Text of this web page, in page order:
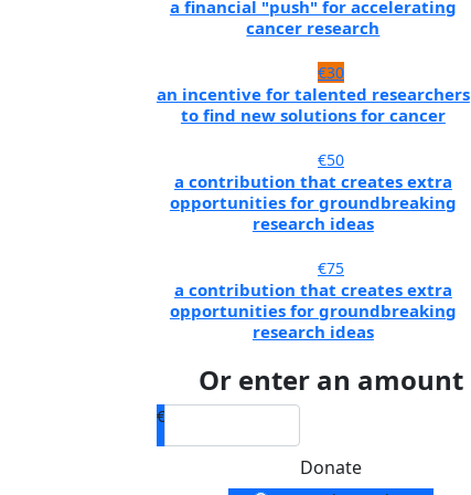
a financial "push" for accelerating
cancer research
€30
an incentive for talented researchers
to find new solutions for cancer
€50
a contribution that creates extra
opportunities for groundbreaking
research ideas
€75
a contribution that creates extra
opportunities for groundbreaking
research ideas
Or enter an amount
€
Donate